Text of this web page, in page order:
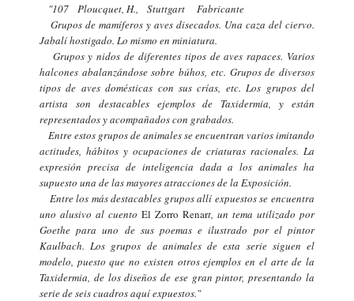
"107 Ploucquet, H., Stuttgart Fabricante
Grupos de mamíferos y aves disecados. Una caza del ciervo.
Jabalí hostigado. Lo mismo en miniatura.
Grupos y nidos de diferentes tipos de aves rapaces. Varios
halcones abalanzándose sobre búhos, etc. Grupos de diversos
tipos de aves domésticas con sus crías, etc. Los grupos del
artista son destacables ejemplos de Taxidermia, y están
representados y acompañados con grabados.
Entre estos grupos de animales se encuentran varios imitando
actitudes, hábitos y ocupaciones de criaturas racionales. La
expresión precisa de inteligencia dada a los animales ha
supuesto una de las mayores atracciones de la Exposición.
Entre los más destacables grupos allí expuestos se encuentra
uno alusivo al cuento El Zorro Renart, un tema utilizado por
Goethe para uno de sus poemas e ilustrado por el pintor
Kaulbach. Los grupos de animales de esta serie siguen el
modelo, puesto que no existen otros ejemplos en el arte de la
Taxidermia, de los diseños de ese gran pintor, presentando la
serie de seis cuadros aquí expuestos."